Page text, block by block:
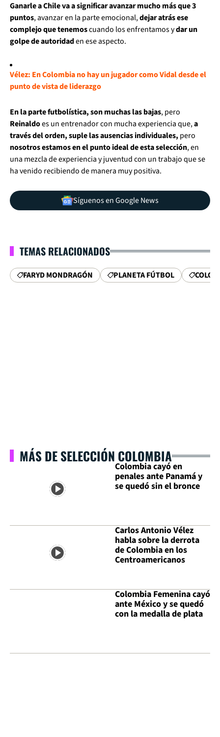
Ganarle a Chile va a significar avanzar mucho más que 3
puntos, avanzar en la parte emocional,dejar atrás ese
complejo que tenemoscuando los enfrentamos ydar un
golpe de autoridaden ese aspecto.
Vélez: En Colombia no hay un jugador como Vidal desde el
punto de vista de liderazgo
En la parte futbolística, son muchas las bajas, pero
Reinaldoes un entrenador con mucha experiencia que,a
través del orden, suple las ausencias individuales, pero
nosotros estamos en el punto ideal de esta selección, en
una mezcla de experiencia y juventud con un trabajo que se
ha venido recibiendo de manera muy positiva.
Síguenos en Google News
TEMAS RELACIONADOS
FARYD MONDRAGÓN PLANETA FÚTBOL
MÁS DE SELECCIÓN COLOMBIA
Colombia cayó en
penales ante Panamá y
se quedó sin el bronce
Carlos Antonio Vélez
habla sobre la derrota
de Colombia en los
Centroamericanos
Colombia Femenina cayó
ante México y se quedó
con la medalla de plata